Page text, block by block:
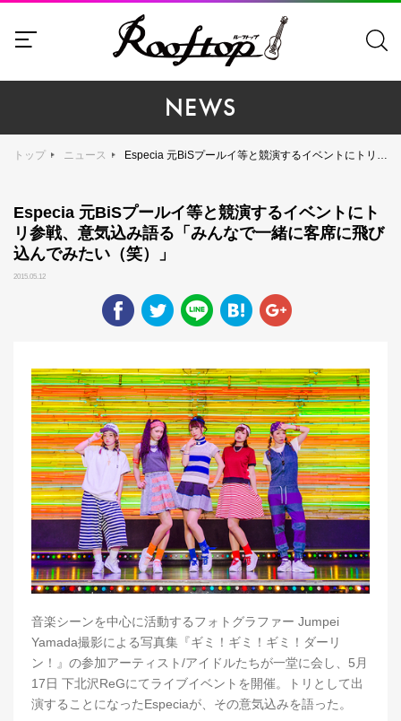
NEWS
トップ ニュース Especia 元BiSプールイ等と競演するイベントにトリ参戦、意気込み語る「みんなで一緒に客席に飛び込んでみたい（笑）」
Especia 元BiSプールイ等と競演するイベントにト
リ参戦、意気込み語る「みんなで一緒に客席に飛び
込んでみたい（笑）」
2015.05.12
音楽シーンを中心に活動するフォトグラファー Jumpei
Yamada撮影による写真集『ギミ！ギミ！ギミ！ダーリ
ン！』の参加アーティスト/アイドルたちが一堂に会し、5月
17日 下北沢ReGにてライブイベントを開催。トリとして出
演することになったEspeciaが、その意気込みを語った。